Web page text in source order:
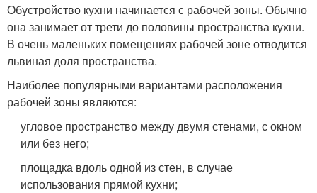
Обустройство кухни начинается с рабочей зоны. Обычно
она занимает от трети до половины пространства кухни.
В очень маленьких помещениях рабочей зоне отводится
львиная доля пространства.
Наиболее популярными вариантами расположения
рабочей зоны являются:
угловое пространство между двумя стенами, с окном
или без него;
площадка вдоль одной из стен, в случае
использования прямой кухни;